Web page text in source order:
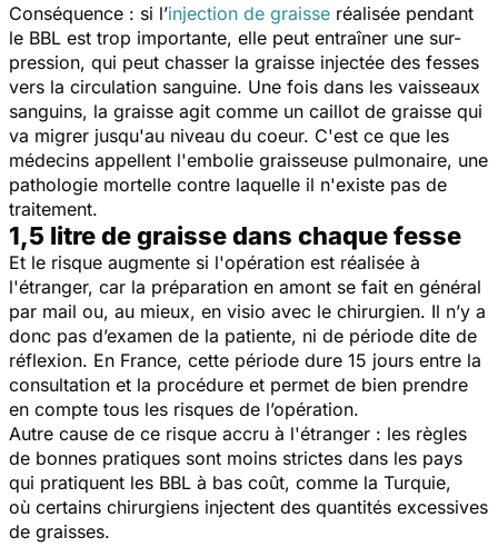
Conséquence : si l’injection de graisse réalisée pendant
le BBL est trop importante, elle peut entraîner une sur-
pression, qui peut chasser la graisse injectée des fesses
vers la circulation sanguine. Une fois dans les vaisseaux
sanguins, la graisse agit comme un caillot de graisse qui
va migrer jusqu'au niveau du coeur. C'est ce que les
médecins appellent l'embolie graisseuse pulmonaire, une
pathologie mortelle contre laquelle il n'existe pas de
traitement.
1,5 litre de graisse dans chaque fesse
Et le risque augmente si l'opération est réalisée à
l'étranger, car la préparation en amont se fait en général
par mail ou, au mieux, en visio avec le chirurgien. Il n’y a
donc pas d’examen de la patiente, ni de période dite de
réflexion. En France, cette période dure 15 jours entre la
consultation et la procédure et permet de bien prendre
en compte tous les risques de l’opération.
Autre cause de ce risque accru à l'étranger : les règles
de bonnes pratiques sont moins strictes dans les pays
qui pratiquent les BBL à bas coût, comme la Turquie,
où certains chirurgiens injectent des quantités excessives
de graisses.